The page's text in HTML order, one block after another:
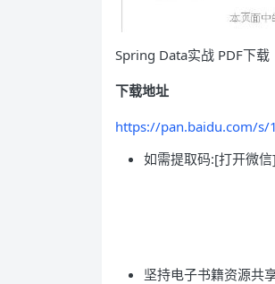
Spring Data实战 PDF下载
下载地址
https://pan.baidu.com/s/
如需提取码:[打开微
坚持电子书籍资源共